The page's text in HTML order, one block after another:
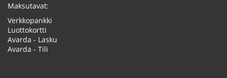
Maksutavat:
Verkkopankki
Luottokortti
Avarda - Lasku
Avarda - Tili